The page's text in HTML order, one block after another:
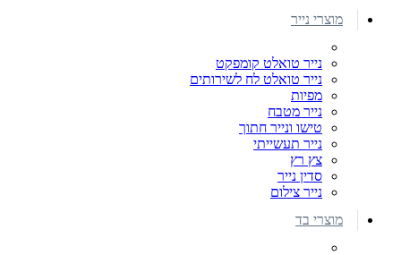
מוצרי נייר
נייר טואלט קומפקט
נייר טואלט לח לשירותים
מפיות
נייר מטבח
טישו ונייר חתוך
נייר תעשייתי
צץ רץ
סדין נייר
נייר צילום
מוצרי בד